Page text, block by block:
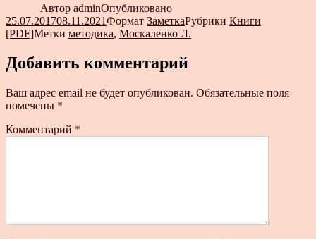
Автор adminОпубликовано
25.07.201708.11.2021Формат ЗаметкаРубрики Книги
[PDF]Метки методика, Москаленко Л.
Добавить комментарий
Ваш адрес email не будет опубликован. Обязательные поля
помечены *
Комментарий *